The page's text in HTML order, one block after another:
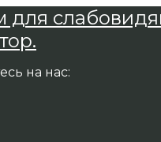
для
на нас: